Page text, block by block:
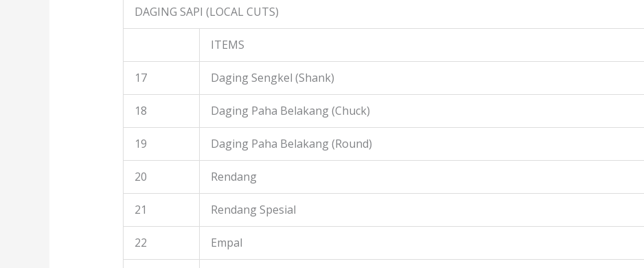
DAGING SAPI (LOCAL CUTS)
ITEMS
17 Daging Sengkel (Shank)
18 Daging Paha Belakang (Chuck)
19 Daging Paha Belakang (Round)
20 Rendang
21 Rendang Spesial
22 Empal